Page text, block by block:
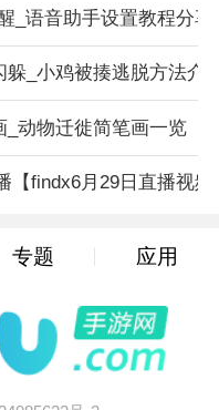
洞察力”“胆识”等属
“胆识”等级，增强后
一人称沉浸体验，玩
关卡，或通过角色编
意工坊。
含关键线索与强力道
毒针”。
_语音助手设置教程分享
_小鸡被揍逃脱方法介
动物迁徙简笔画一览
【findx6月29日直播视频
专题 应用